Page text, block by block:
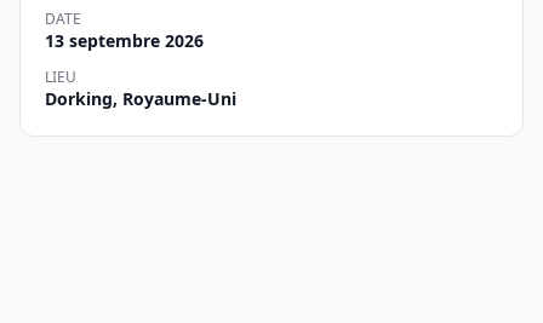
DATE
13 septembre 2026
LIEU
Dorking, Royaume-Uni